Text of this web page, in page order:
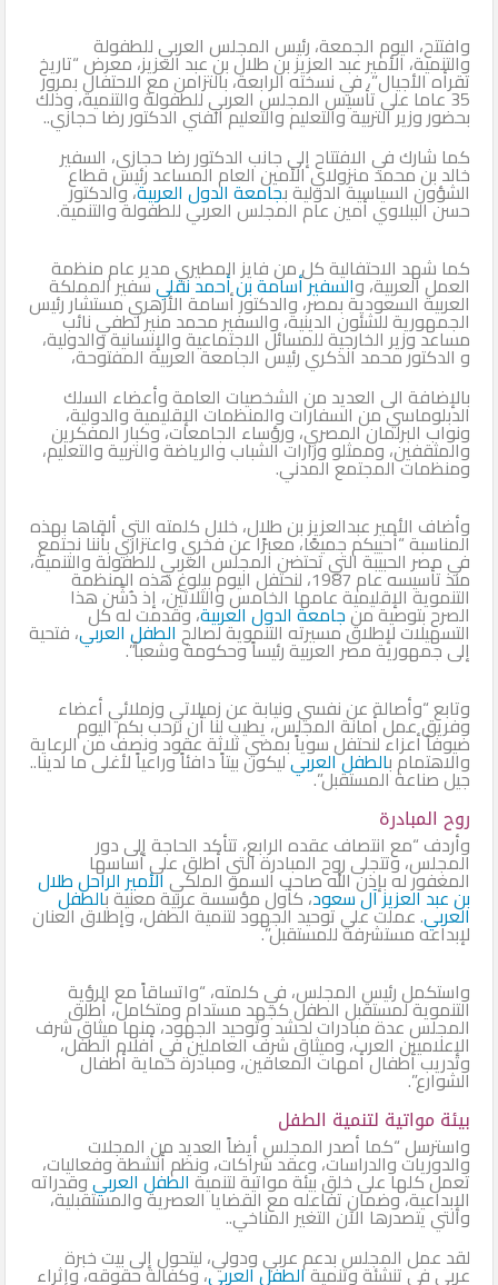
وافتتح، اليوم الجمعة، رئيس المجلس العربي للطفولة
والتنمية، الأمير عبد العزيز بن طلال بن عبد العزيز، معرض “تاريخ
تقرأه الأجيال”، في نسخته الرابعة، بالتزامن مع الاحتفال بمرور
35 عاما على تأسيس المجلس العربي للطفولة والتنمية، وذلك
بحضور وزير التربية والتعليم والتعليم الفني الدكتور رضا حجازي..
كما شارك في الافتتاح إلى جانب الدكتور رضا حجازي، السفير
خالد بن محمد منزولاي الأمين العام المساعد رئيس قطاع
الشؤون السياسية الدولية بجامعة الدول العربية، والدكتور
حسن الببلاوي أمين عام المجلس العربي للطفولة والتنمية.
كما شهد الاحتفالية كل من فايز المطيري مدير عام منظمة
العمل العربية، والسفير أسامة بن أحمد نقليسفير المملكة
العربية السعودية بمصر، والدكتور أسامة الأزهري مستشار رئيس
الجمهورية للشئون الدينية، والسفير محمد منير لطفي نائب
مساعد وزير الخارجية للمسائل الاجتماعية والإنسانية والدولية،
و الدكتور محمد الذكري رئيس الجامعة العربية المفتوحة،
بالإضافة الى العديد من الشخصيات العامة وأعضاء السلك
الدبلوماسي من السفارات والمنظمات الإقليمية والدولية،
ونواب البرلمان المصري، ورؤساء الجامعات، وكبار المفكرين
والمثقفين، وممثلو وزارات الشباب والرياضة والتربية والتعليم،
ومنظمات المجتمع المدني.
وأضاف الأمير عبدالعزيز بن طلال، خلال كلمته التي ألقاها بهذه
المناسبة “أحييكم جميعًا، معبرًا عن فخري واعتزازي بأننا نجتمع
في مصر الحبيبة التي تحتضن المجلس العربي للطفولة والتنمية،
منذ تأسيسه عام 1987، لنحتفل اليوم ببلوغ هذه المنظمة
التنموية الإقليمية عامها الخامس والثلاثين، إذ دُشِّن هذا
الصرح بتوصية منجامعة الدول العربية، وقدمت له كل
التسهيلات لإطلاق مسيرته التنموية لصالحالطفل العربي، فتحية
إلى جمهورية مصر العربية رئيساً وحكومة وشعباً”.
وتابع “وأصالة عن نفسي ونيابة عن زميلاتي وزملائي أعضاء
وفريق عمل أمانة المجلس، يطيب لنا أن نرحب بكم اليوم
ضيوفاً أعزاء لنحتفل سوياً بمضي ثلاثة عقود ونصف من الرعاية
والاهتمام بالطفل العربيليكون بيتاً دافئاً وراعياً لأغلى ما لدينا..
جيل صناعة المستقبل”.
روح المبادرة
وأردف “مع انتصاف عقده الرابع، تتأكد الحاجة إلى دور
المجلس، وتتجلى روح المبادرة التي أطلق على أساسها
المغفور له بإذن الله صاحب السمو الملكيالأمير الراحلطلال
بن عبد العزيز آل سعود، كأول مؤسسة عربية معنية بالطفل
العربي. عملت على توحيد الجهود لتنمية الطفل، وإطلاق العنان
لإبداعه مستشرفة للمستقبل”.
واستكمل رئيس المجلس، في كلمته، “واتساقاً مع الرؤية
التنموية لمستقبل الطفل كجهد مستدام ومتكامل، أطلق
المجلس عدة مبادرات لحشد وتوحيد الجهود، منها ميثاق شرف
الإعلاميين العرب، وميثاق شرف العاملين في أفلام الطفل،
وتدريب أطفال أمهات المعاقين، ومبادرة حماية أطفال
الشوارع”.
بيئة مواتية لتنمية الطفل
واسترسل “كما أصدر المجلس أيضاً العديد من المجلات
والدوريات والدراسات، وعقد شراكات، ونظم أنشطة وفعاليات،
تعمل كلها على خلق بيئة مواتية لتنميةالطفل العربيوقدراته
الإبداعية، وضمان تفاعله مع القضايا العصرية والمستقبلية،
والتي يتصدرها الآن التغير المناخي..
لقد عمل المجلس بدعم عربي ودولي، ليتحول إلى بيت خبرة
عربي في تنشئة وتنميةالطفل العربي، وكفالة حقوقه، وإثراء